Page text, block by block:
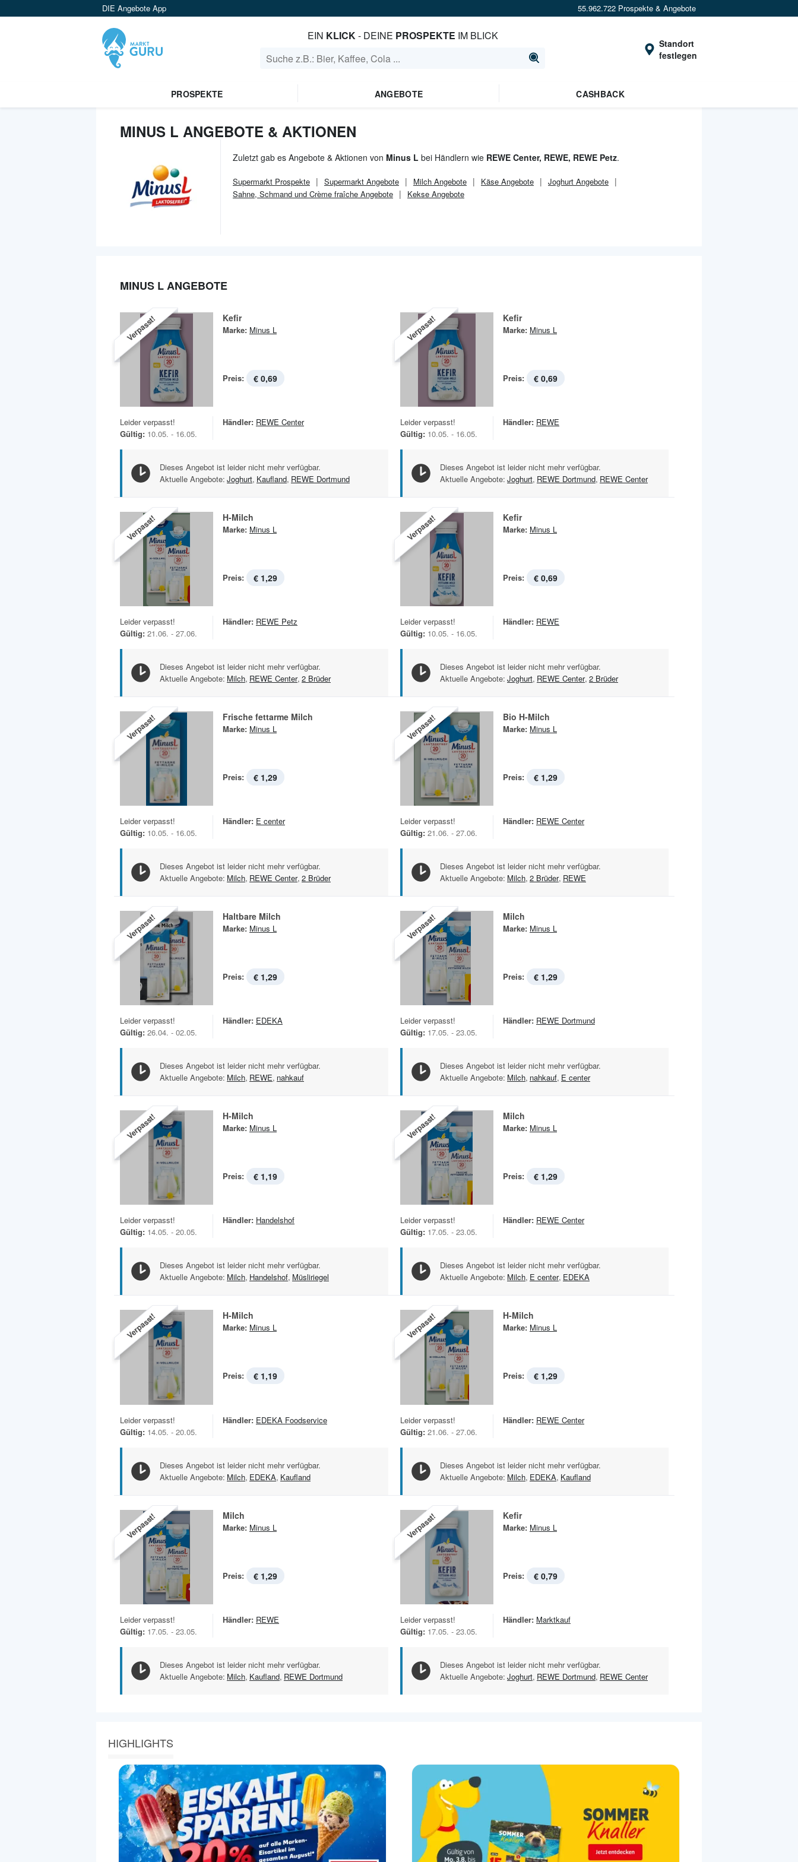
DIE Angebote App 55.962.722 Prospekte & Angebote
EIN KLICK- DEINE PROSPEKTE IM BLICK
Standort
festlegen
PROSPEKTE ANGEBOTE CASHBACK
MINUS L ANGEBOTE & AKTIONEN
Zuletzt gab es Angebote & Aktionen von Minus L bei Händlern wie REWE Center, REWE, REWE Petz.
Supermarkt Prospekte Supermarkt Angebote Milch Angebote Käse Angebote
Joghurt Angebote
Sahne, Schmand und Crème fraîche Angebote
Kekse Angebote
MINUS L ANGEBOTE
Verpasst! Kefir
Marke: Minus L
Preis: € 0,69
Leider verpasst!
Gültig: 10.05. - 16.05.
Händler: REWE Center
Dieses Angebot ist leider nicht mehr verfügbar.
Aktuelle Angebote: Joghurt, Kaufland, REWE Dortmund
Verpasst! Kefir
Marke: Minus L
Preis: € 0,69
Leider verpasst!
Gültig: 10.05. - 16.05.
Händler: REWE
Dieses Angebot ist leider nicht mehr verfügbar.
Aktuelle Angebote: Joghurt, REWE Dortmund, REWE Center
Verpasst! H-Milch
Marke: Minus L
Preis: € 1,29
Leider verpasst!
Gültig: 21.06. - 27.06.
Händler: REWE Petz
Dieses Angebot ist leider nicht mehr verfügbar.
Aktuelle Angebote: Milch, REWE Center, 2 Brüder
Verpasst! Kefir
Marke: Minus L
Preis: € 0,69
Leider verpasst!
Gültig: 10.05. - 16.05.
Händler: REWE
Dieses Angebot ist leider nicht mehr verfügbar.
Aktuelle Angebote: Joghurt, REWE Center, 2 Brüder
Verpasst! Frische fettarme Milch
Marke: Minus L
Preis: € 1,29
Leider verpasst!
Gültig: 10.05. - 16.05.
Händler: E center
Dieses Angebot ist leider nicht mehr verfügbar.
Aktuelle Angebote: Milch, REWE Center, 2 Brüder
Verpasst! Bio H-Milch
Marke: Minus L
Preis: € 1,29
Leider verpasst!
Gültig: 21.06. - 27.06.
Händler: REWE Center
Dieses Angebot ist leider nicht mehr verfügbar.
Aktuelle Angebote: Milch, 2 Brüder, REWE
Verpasst! Haltbare Milch
Marke: Minus L
Preis: € 1,29
Leider verpasst!
Gültig: 26.04. - 02.05.
Händler: EDEKA
Dieses Angebot ist leider nicht mehr verfügbar.
Aktuelle Angebote: Milch, REWE, nahkauf
Verpasst! Milch
Marke: Minus L
Preis: € 1,29
Leider verpasst!
Gültig: 17.05. - 23.05.
Händler: REWE Dortmund
Dieses Angebot ist leider nicht mehr verfügbar.
Aktuelle Angebote: Milch, nahkauf, E center
Verpasst! H-Milch
Marke: Minus L
Preis: € 1,19
Leider verpasst!
Gültig: 14.05. - 20.05.
Händler: Handelshof
Dieses Angebot ist leider nicht mehr verfügbar.
Aktuelle Angebote: Milch, Handelshof, Müsliriegel
Verpasst! Milch
Marke: Minus L
Preis: € 1,29
Leider verpasst!
Gültig: 17.05. - 23.05.
Händler: REWE Center
Dieses Angebot ist leider nicht mehr verfügbar.
Aktuelle Angebote: Milch, E center, EDEKA
Verpasst! H-Milch
Marke: Minus L
Preis: € 1,19
Leider verpasst!
Gültig: 14.05. - 20.05.
Händler: EDEKA Foodservice
Dieses Angebot ist leider nicht mehr verfügbar.
Aktuelle Angebote: Milch, EDEKA, Kaufland
Verpasst! H-Milch
Marke: Minus L
Preis: € 1,29
Leider verpasst!
Gültig: 21.06. - 27.06.
Händler: REWE Center
Dieses Angebot ist leider nicht mehr verfügbar.
Aktuelle Angebote: Milch, EDEKA, Kaufland
Verpasst! Milch
Marke: Minus L
Preis: € 1,29
Leider verpasst!
Gültig: 17.05. - 23.05.
Händler: REWE
Dieses Angebot ist leider nicht mehr verfügbar.
Aktuelle Angebote: Milch, Kaufland, REWE Dortmund
Verpasst! Kefir
Marke: Minus L
Preis: € 0,79
Leider verpasst!
Gültig: 17.05. - 23.05.
Händler: Marktkauf
Dieses Angebot ist leider nicht mehr verfügbar.
Aktuelle Angebote: Joghurt, REWE Dortmund, REWE Center
HIGHLIGHTS